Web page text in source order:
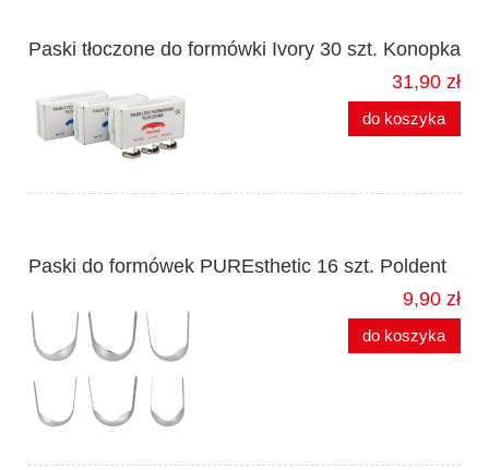
Paski tłoczone do formówki Ivory 30 szt. Konopka
31,90 zł
do koszyka
Paski do formówek PUREsthetic 16 szt. Poldent
9,90 zł
do koszyka